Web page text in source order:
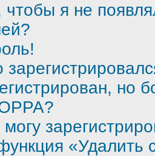
чтобы я не
но
«Удалить